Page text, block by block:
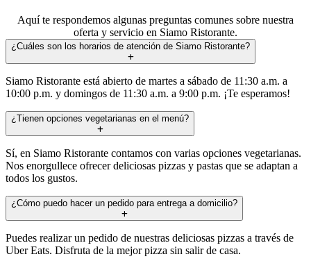
Aquí te respondemos algunas preguntas comunes sobre nuestra
oferta y servicio en Siamo Ristorante.
¿Cuáles son los horarios de atención de Siamo Ristorante?
Siamo Ristorante está abierto de martes a sábado de 11:30 a.m. a
10:00 p.m. y domingos de 11:30 a.m. a 9:00 p.m. ¡Te esperamos!
¿Tienen opciones vegetarianas en el menú?
Sí, en Siamo Ristorante contamos con varias opciones vegetarianas.
Nos enorgullece ofrecer deliciosas pizzas y pastas que se adaptan a
todos los gustos.
¿Cómo puedo hacer un pedido para entrega a domicilio?
Puedes realizar un pedido de nuestras deliciosas pizzas a través de
Uber Eats. Disfruta de la mejor pizza sin salir de casa.